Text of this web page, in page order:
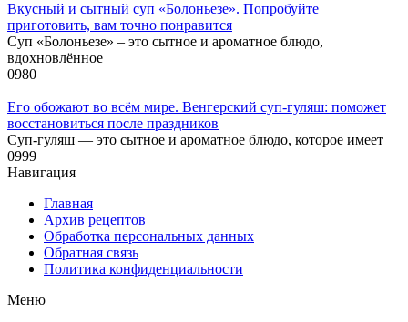
Вкусный и сытный cуп «Болоньезе». Попробуйте
приготовить, вам точно понравится
Суп «Болоньезе» – это сытное и ароматное блюдо,
вдохновлённое
0980
Его обожают во всём мире. Венгерский суп-гуляш: поможет
восстановиться после праздников
Суп-гуляш — это сытное и ароматное блюдо, которое имеет
0999
Навигация
Главная
Архив рецептов
Обработка персональных данных
Обратная связь
Политика конфиденциальности
Меню